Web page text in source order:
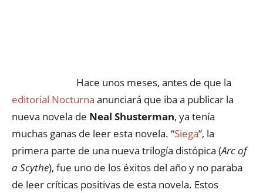
Hace unos meses, antes de que la
editorial Nocturna anunciará que iba a publicar la
nueva novela de Neal Shusterman, ya tenía
muchas ganas de leer esta novela. “Siega”, la
primera parte de una nueva trilogía distópica (Arc of
a Scythe), fue uno de los éxitos del año y no paraba
de leer críticas positivas de esta novela. Estos